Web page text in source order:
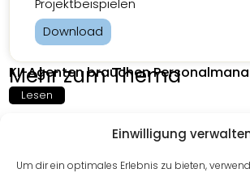
Einwilligung
Um dir ein optimales Erlebnis zu bieten,
Projektbeispielen
Download
Mehr zum Thema
KI-Agenten brauchen
Lesen